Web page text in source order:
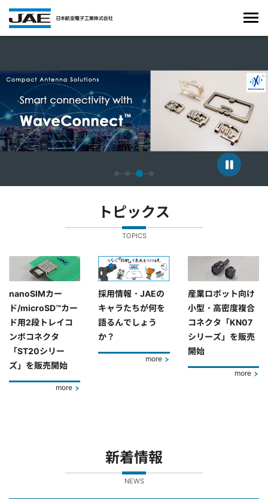
トピックス
TOPICS
nanoSIMカー
ド/microSD™カー
ド用2段トレイコ
ンボコネクタ
「ST20シリー
ズ」を販売開始
more
採用情報・JAEの
キャラたちが何を
語るんでしょう
か？
more
産業ロボット向け
小型・高密度複合
コネクタ「KN07
シリーズ」を販売
開始
more
新着情報
NEWS